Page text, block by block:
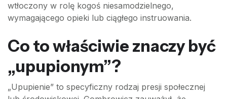
wtłoczony w rolę kogoś niesamodzielnego,
wymagającego opieki lub ciągłego instruowania.
Co to właściwie znaczy być
„upupionym”?
„Upupienie” to specyficzny rodzaj presji społecznej